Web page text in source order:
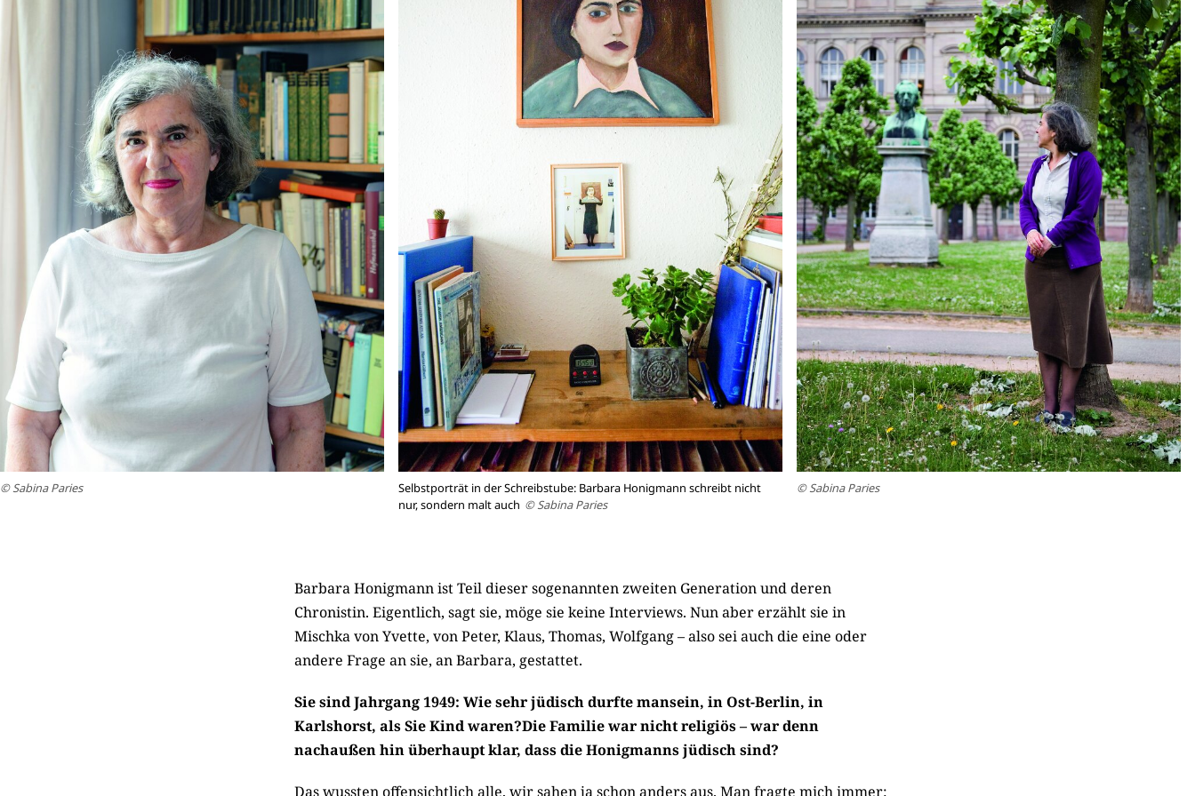
© Sabina Paries
Selbstporträt in der Schreibstube: Barbara Honigmann schreibt nicht
nur, sondern malt auch © Sabina Paries
© Sabina Paries
Barbara Honigmann ist Teil dieser sogenannten zweiten Generation und deren
Chronistin. Eigentlich, sagt sie, möge sie keine Interviews. Nun aber erzählt sie in
Mischka von Yvette, von Peter, Klaus, Thomas, Wolfgang – also sei auch die eine oder
andere Frage an sie, an Barbara, gestattet.
Sie sind Jahrgang 1949: Wie sehr jüdisch durfte mansein, in Ost-Berlin, in
Karlshorst, als Sie Kind waren?Die Familie war nicht religiös – war denn
nachaußen hin überhaupt klar, dass die Honigmanns jüdisch sind?
Das wussten offensichtlich alle, wir sahen ja schon anders aus. Man fragte mich immer: